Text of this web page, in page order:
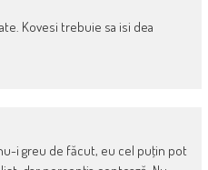
Kovesi trebuie sa isi dea
i greu de făcut, eu cel puţin pot